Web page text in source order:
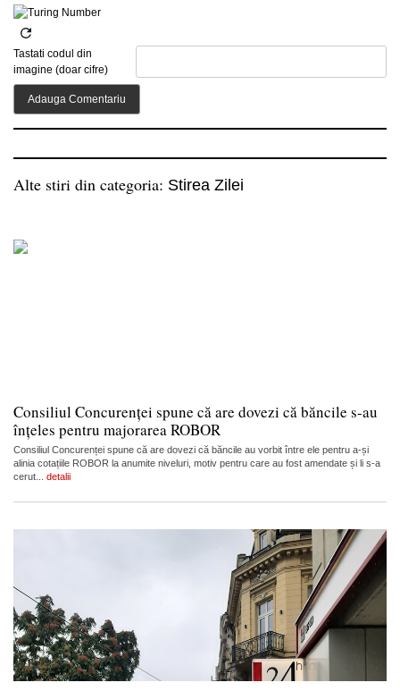
Tastati codul din
imagine (doar cifre)
Alte stiri din categoria: Stirea Zilei
Consiliul Concurenței spune că are dovezi că băncile s-au
înțeles pentru majorarea ROBOR
Consiliul Concurenței spune că are dovezi că băncile au vorbit între ele pentru a-și
alinia cotațiile ROBOR la anumite niveluri, motiv pentru care au fost amendate și li s-a
cerut... detalii